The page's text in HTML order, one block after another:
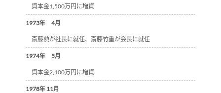
資本金1,500万円に増資
1973年 4月
斎藤勲が社長に就任、斎藤竹重が会長に就任
1974年 5月
資本金2,100万円に増資
1978年 11月